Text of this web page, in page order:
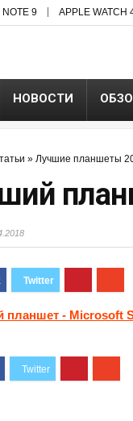
NOTE 9 APPLE WATCH
НОВОСТИ
» Лучшие планшеты